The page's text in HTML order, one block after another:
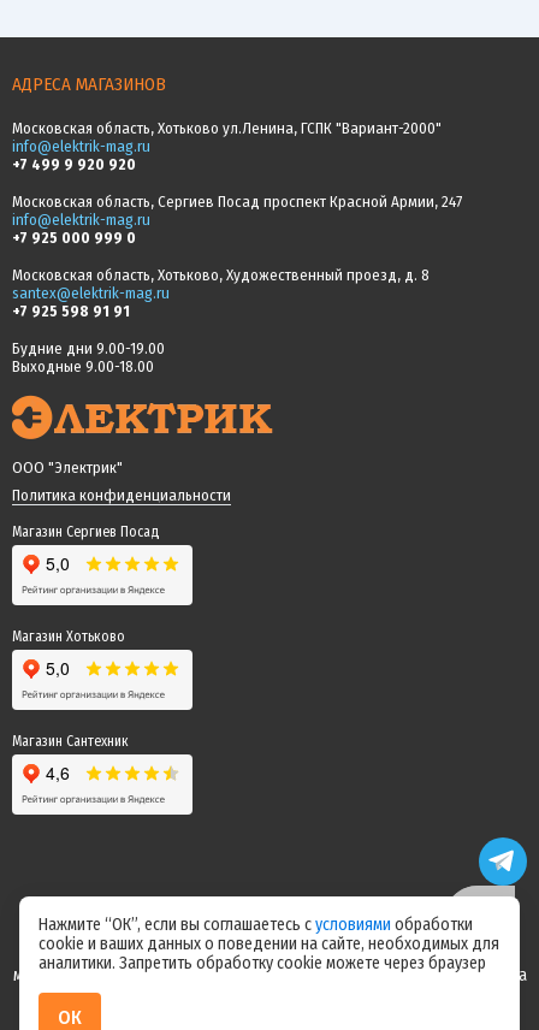
АДРЕСА МАГАЗИНОВ
Московская область, Хотьково ул.Ленина, ГСПК "Вариант-2000"
info@elektrik-mag.ru
+7 499 9 920 920
Московская область, Сергиев Посад проспект Красной Армии, 247
info@elektrik-mag.ru
+7 925 000 999 0
Московская область, Хотьково, Художественный проезд, д. 8
santex@elektrik-mag.ru
+7 925 598 91 91
Будние дни 9.00-19.00
Выходные 9.00-18.00
ООО "Электрик"
Политика конфиденциальности
Магазин Сергиев Посад
Магазин Хотьково
Магазин Сантехник
Цены на сайте не являются офертой! Актуальные цены уточняйте у
менеджера после оформления заказа! Спасибо за понимание! Команда
Нажмите “ОК”, если вы соглашаетесь сусловиями обработки
cookie и ваших данных о поведении на сайте, необходимых для
аналитики. Запретить обработку cookie можете через браузер
ОК